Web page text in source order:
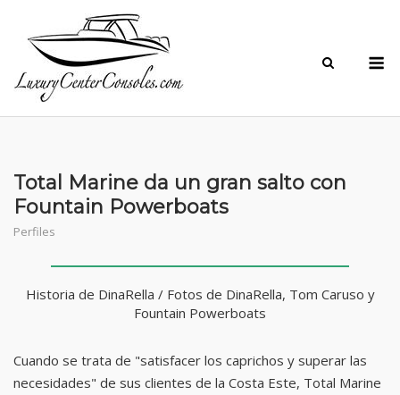
content
Total Marine da un gran salto con
Fountain Powerboats
Perfiles
Historia de DinaRella / Fotos de DinaRella, Tom Caruso y
Fountain Powerboats
Cuando se trata de "satisfacer los caprichos y superar las
necesidades" de sus clientes de la Costa Este, Total Marine